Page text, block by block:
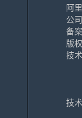
阿
公
备
版
技
技